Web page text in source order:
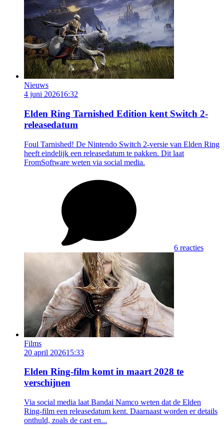
Nieuws
4 juni 202616:32
Elden Ring Tarnished Edition kent Switch 2-
releasedatum
Foul Tarnished! De Nintendo Switch 2-versie van Elden Ring
heeft eindelijk een releasedatum te pakken. Dit laat
FromSoftware weten via social media.
6 reacties
Films
20 april 202615:33
Elden Ring-film komt in maart 2028 te
verschijnen
Via social media laat Bandai Namco weten dat de Elden
Ring-film een releasedatum kent. Daarnaast worden er details
onthuld, zoals de cast en...